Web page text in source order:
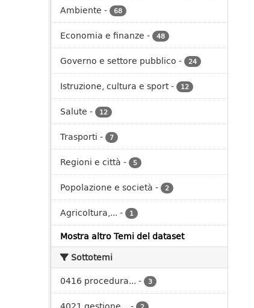
Ambiente - 68
Economia e finanze - 48
Governo e settore pubblico - 24
Istruzione, cultura e sport- 12
Salute - 12
Trasporti - 7
Regioni e città - 5
Popolazione e società - 2
Agricoltura,... - 1
Mostra altro Temi del dataset
Sottotemi
0416 procedura... - 3